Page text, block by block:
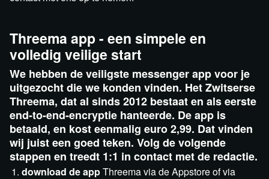
Threema app - een simpele en
volledig veilige start
We hebben de veiligste messenger app voor je
uitgezocht die we konden vinden. Het Zwitserse
Threema, dat al sinds 2012 bestaat en als eerste
end-to-end-encryptie hanteerde. De app is
betaald, en kost eenmalig euro 2,99. Dat vinden
wij juist een goed teken. Volg de volgende
stappen en treedt 1:1 in contact met de redactie.
download de appThreema via de Appstore of via